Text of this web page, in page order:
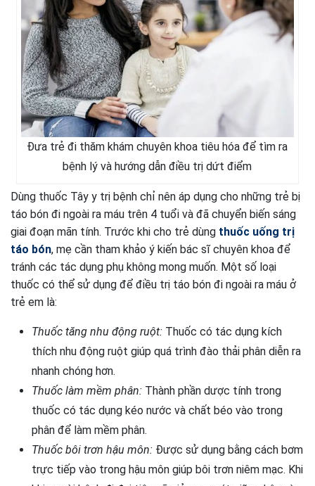
Đưa trẻ đi thăm khám chuyên khoa tiêu hóa để tìm ra
bệnh lý và hướng dẫn điều trị dứt điểm
Dùng thuốc Tây y trị bệnh chỉ nên áp dụng cho những trẻ bị
táo bón đi ngoài ra máu trên 4 tuổi và đã chuyển biến sáng
giai đoạn mãn tính. Trước khi cho trẻ dùng thuốc uống trị
táo bón, mẹ cần tham khảo ý kiến bác sĩ chuyên khoa để
tránh các tác dụng phụ không mong muốn. Một số loại
thuốc có thể sử dụng để điều trị táo bón đi ngoài ra máu ở
trẻ em là:
Thuốc tăng nhu động ruột: Thuốc có tác dụng kích
thích nhu động ruột giúp quá trình đào thải phân diễn ra
nhanh chóng hơn.
Thuốc làm mềm phân: Thành phần dược tính trong
thuốc có tác dụng kéo nước và chất béo vào trong
phân để làm mềm phân.
Thuốc bôi trơn hậu môn: Được sử dụng bằng cách bơm
trực tiếp vào trong hậu môn giúp bôi trơn niêm mạc. Khi